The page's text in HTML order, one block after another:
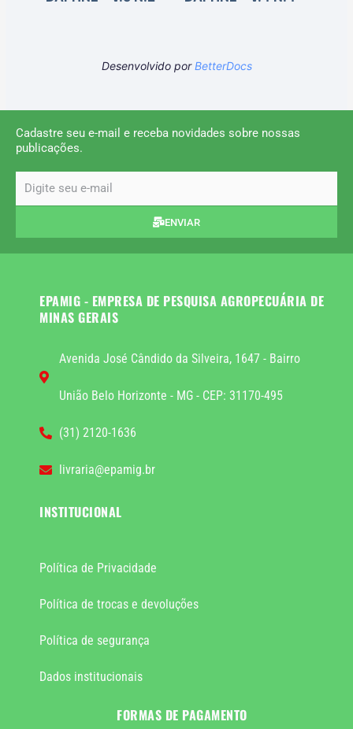
Desenvolvido porBetterDocs
Cadastre seu e-mail e receba novidades sobre nossas
publicações.
ENVIAR
EPAMIG - EMPRESA DE PESQUISA AGROPECUÁRIA DE
MINAS GERAIS
Avenida José Cândido da Silveira, 1647 - Bairro
União Belo Horizonte - MG - CEP: 31170-495
(31) 2120-1636
livraria@epamig.br
INSTITUCIONAL
Política de Privacidade
Política de trocas e devoluções
Política de segurança
Dados institucionais
FORMAS DE PAGAMENTO